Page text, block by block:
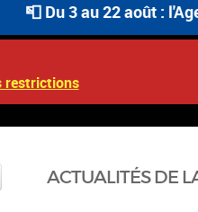
Du 3 au 22 août :
restrictions
ACTUALITÉS DE